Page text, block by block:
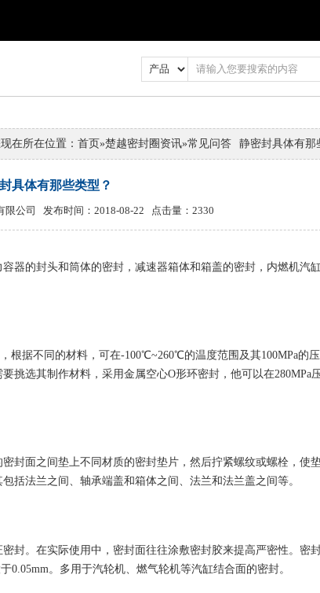
在所在位置： 首页»楚越密封圈资讯»常见问答 静密封具体有那
具体有那些类型？
限公司 发布时间：2018-08-22 点击量：2330
器的封头和筒体的密封，减速器箱体和箱盖的密封，内燃机汽
根据不同的材料，可在-100℃~260℃的温度范围及其100MPa的
挑选其制作材料，采用金属空心O形环密封，他可以在280MPa
封面之间垫上不同材质的密封垫片，然后拧紧螺纹或螺栓，使
括法兰之间、轴承端盖和箱体之间、法兰和法兰盖之间等。
封。在实际使用中，密封面往往涂敷密封胶来提高严密性。密
0.05mm。多用于汽轮机、燃气轮机等汽缸结合面的密封。